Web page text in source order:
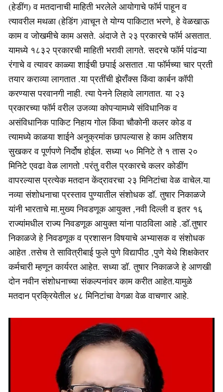
(हेडींग) व मतदानाची माहिती भरलेले आयोगाचे फॉर्म पाहून व
त्यावरील मथळा (हेडिंग )वाचून ते योग्य पाकिटात भरणे, हे वेळखाऊ
काम व जोखमीचे काम असते. अंदाजे ते २३ प्रकारचे फॉर्म असतात.
यामध्ये १८३२ प्रकारची माहिती भरावी लागते. सदरचे फॉर्म पांढऱ्या
रंगाचे व त्यावर काळ्या शाईची छपाई असतात .या फॉर्मच्या चार प्रती
तयार कराव्या लागतात .या प्रतींची झेराँक्स किंवा कार्बन कॉपी
करण्यास परवानगी नाही. त्या पेनने लिहावे लागतात. या २३
प्रकारच्या फॉर्म वरील उजव्या कोपऱ्यामध्ये संविधानिक व
असंविधानिक पाकिट निहाय गोल किंवा चौकोनी कलर कोड व
त्यामध्ये काळया शाईने अनुक्रमांक छापल्यास हे काम अतिशय
सुखकर व पूर्णपणे निर्दोष होईल. सध्या ५० मिनिटे ते १ तास २०
मिनिटे एवढा वेळ लागतो .परंतु वरील प्रकारचे कलर कोडींग
वापरल्यास प्रत्येक मतदान केंद्रावरचा २३ मिनिटांचा वेळ वाचेल.या
नव्या संशोधनाचा प्रस्ताव पुण्यातील संशोधक डॉ. तुषार निकाळजे
यांनी भारताचे मा.मुख्य निवडणूक आयुक्त ,नवी दिल्ली व इतर १६
राज्यांमधील राज्य निवडणूक आयुक्त यांना पाठविला आहे .डॉ.तुषार
निकाळजे हे निवडणूक व प्रशासन विषयाचे अभ्यासक व संशोधक
आहेत .तसेच ते सावित्रीबाई फुले पुणे विद्यापीठ ,पुणे येथे शिक्षकेतर
कर्मचारी म्हणून कार्यरत आहेत. सध्या डॉ. तुषार निकाळजे हे आणखी
दोन नवीन संशोधनाच्या संकल्पनांवर काम करीत आहेत.यामुळे
मतदान प्रक्रियेतील ४८ मिनिटांचा वेगळा वेळ वाचणार आहे.